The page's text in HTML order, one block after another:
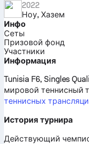
2022
Ноу, Хазем
Инфо
Сеты
Призовой фонд
Участники
Информация
Tunisia F6, Singles
мировой теннисный
теннисных
История турнира
Действующий